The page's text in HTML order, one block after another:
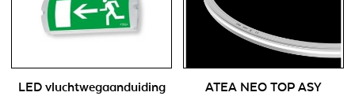
LED vluchtwegaanduiding
ATEA NEO TOP ASY